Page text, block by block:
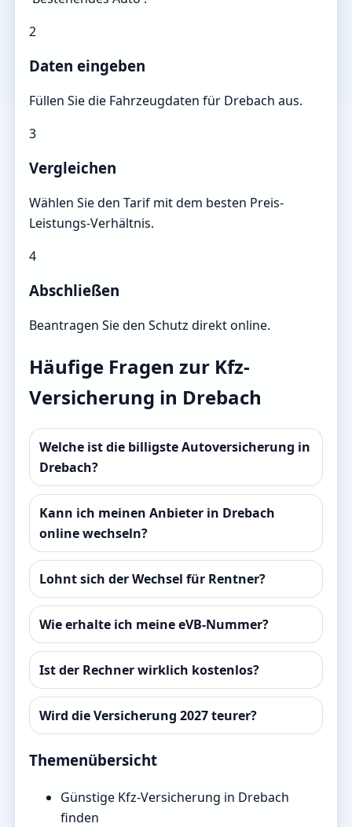
2
Daten eingeben
Füllen Sie die Fahrzeugdaten für Drebach aus.
3
Vergleichen
Wählen Sie den Tarif mit dem besten Preis-
Leistungs-Verhältnis.
4
Abschließen
Beantragen Sie den Schutz direkt online.
Häufige Fragen zur Kfz-
Versicherung in Drebach
Welche ist die billigste Autoversicherung in
Drebach?
Kann ich meinen Anbieter in Drebach
online wechseln?
Lohnt sich der Wechsel für Rentner?
Wie erhalte ich meine eVB-Nummer?
Ist der Rechner wirklich kostenlos?
Wird die Versicherung 2027 teurer?
Themenübersicht
Günstige Kfz-Versicherung in Drebach
finden